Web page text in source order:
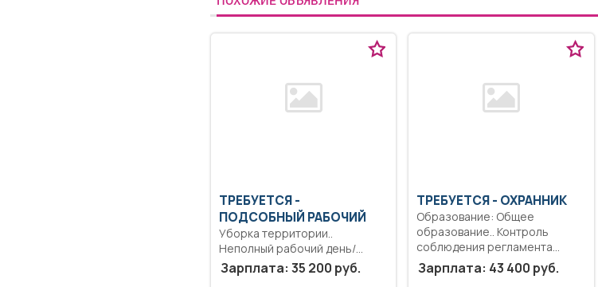
ТРЕБУЕТСЯ -
ПОДСОБНЫЙ РАБОЧИЙ
Уборка территории..
Неполный рабочий день/
неполная рабочая неделя..
Зарплата: 35 200 руб.
ТРЕБУЕТСЯ - ОХРАННИК
Образование: Общее
образование.. Контроль
соблюдения регламента
контрольно-пропускного и
внутриобъектового...
Зарплата: 43 400 руб.